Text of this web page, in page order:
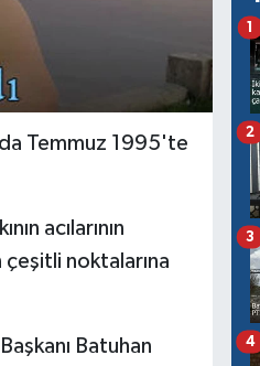
Temmuz 1995'te
acılarının
noktalarına
Batuhan
1
2
3
4